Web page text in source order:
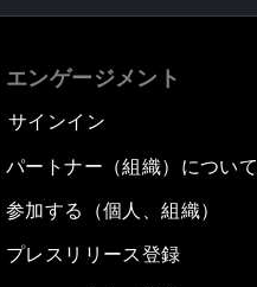
エンゲージメント
サインイン
パートナー（組織）について
参加する（個人、組織）
プレスリリース登録